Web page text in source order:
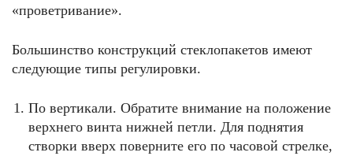
«проветривание».
Большинство конструкций стеклопакетов имеют
следующие типы регулировки.
По вертикали. Обратите внимание на положение
верхнего винта нижней петли. Для поднятия
створки вверх поверните его по часовой стрелке,